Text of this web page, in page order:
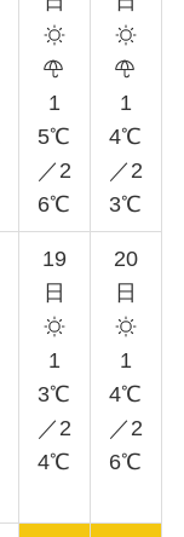
1
5℃
／2
6℃
1
4℃
／2
3℃
19
日
1
3℃
／2
4℃
20
日
1
4℃
／2
6℃